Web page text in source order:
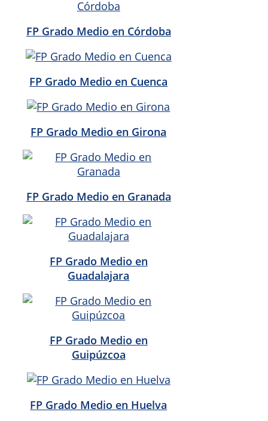
FP Grado Medio en Córdoba
FP Grado Medio en Cuenca
FP Grado Medio en Girona
FP Grado Medio en Granada
FP Grado Medio en
Guadalajara
FP Grado Medio en
Guipúzcoa
FP Grado Medio en Huelva